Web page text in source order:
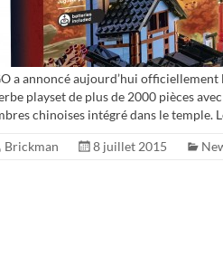
a annoncé aujourd’hui
playset de plus de 2000 pièces
chinoises intégré dans le
Brickman 8 juillet 2015